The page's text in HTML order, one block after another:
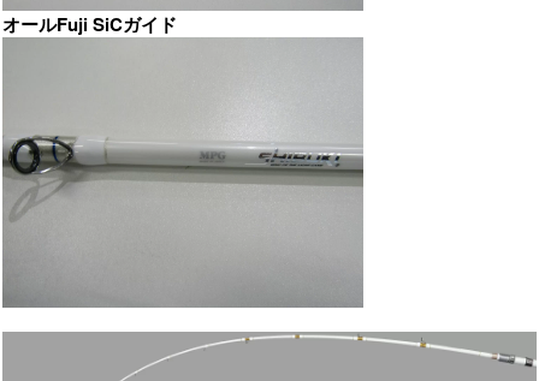
オールFuji SiCガイド